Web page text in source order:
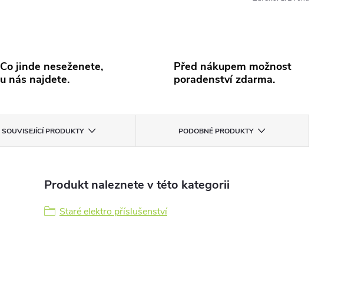
Co jinde neseženete,
u nás najdete.
Před nákupem možnost
poradenství zdarma.
SOUVISEJÍCÍ PRODUKTY PODOBNÉ PRODUKTY
Produkt naleznete v této kategorii
Staré elektro příslušenství